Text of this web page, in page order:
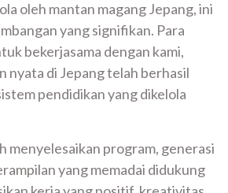
oleh mantan magang Jepang, ini
yang signifikan. Para
bekerjasama dengan kami,
nyata di Jepang telah berhasil
pendidikan yang dikelola
menyelesaikan program, generasi
yang memadai didukung